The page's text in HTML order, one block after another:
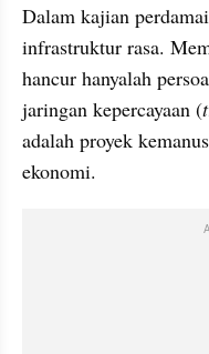
Dalam kajian
infrastruktur rasa.
hancur hanyalah
jaringan kepercayaan (
adalah proyek
ekonomi.